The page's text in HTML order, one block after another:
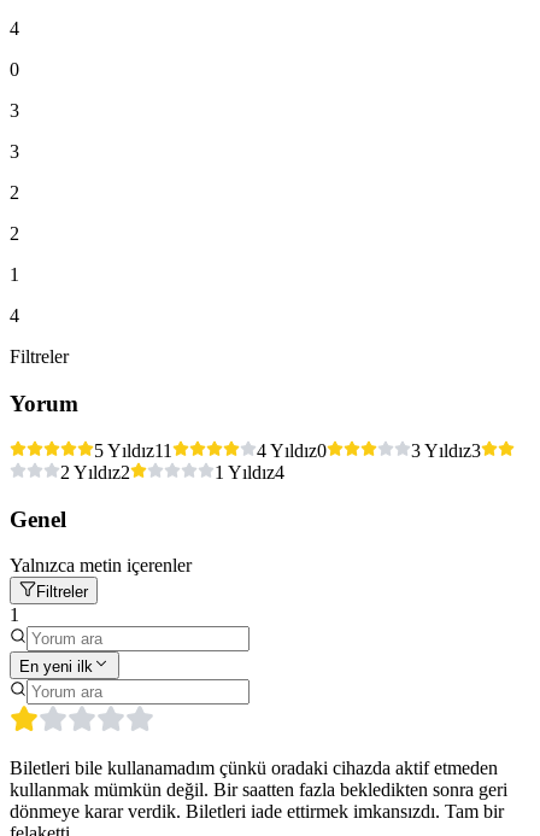
4
0
3
3
2
2
1
4
Filtreler
Yorum
5 Yıldız11 4 Yıldız0 3 Yıldız3
2 Yıldız2 1 Yıldız4
Genel
Yalnızca metin içerenler
Filtreler
1
En yeni ilk
Biletleri bile kullanamadım çünkü oradaki cihazda aktif etmeden
kullanmak mümkün değil. Bir saatten fazla bekledikten sonra geri
dönmeye karar verdik. Biletleri iade ettirmek imkansızdı. Tam bir